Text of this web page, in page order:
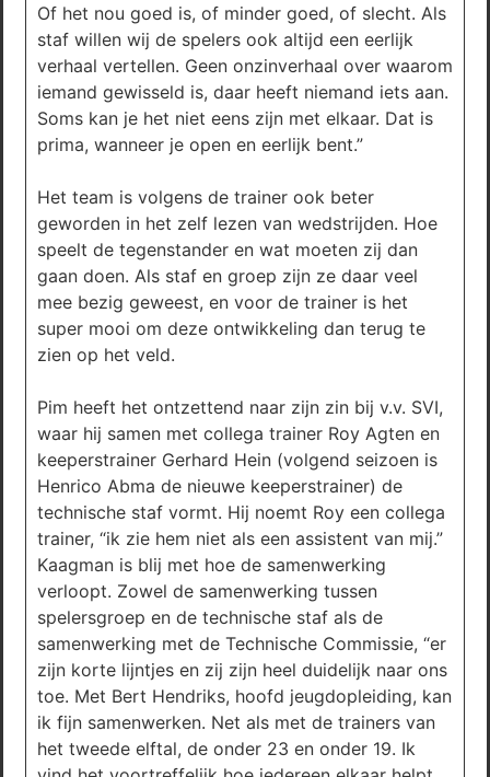
Of het nou goed is, of minder goed, of slecht. Als
staf willen wij de spelers ook altijd een eerlijk
verhaal vertellen. Geen onzinverhaal over waarom
iemand gewisseld is, daar heeft niemand iets aan.
Soms kan je het niet eens zijn met elkaar. Dat is
prima, wanneer je open en eerlijk bent.”
Het team is volgens de trainer ook beter
geworden in het zelf lezen van wedstrijden. Hoe
speelt de tegenstander en wat moeten zij dan
gaan doen. Als staf en groep zijn ze daar veel
mee bezig geweest, en voor de trainer is het
super mooi om deze ontwikkeling dan terug te
zien op het veld.
Pim heeft het ontzettend naar zijn zin bij v.v. SVI,
waar hij samen met collega trainer Roy Agten en
keeperstrainer Gerhard Hein (volgend seizoen is
Henrico Abma de nieuwe keeperstrainer) de
technische staf vormt. Hij noemt Roy een collega
trainer, “ik zie hem niet als een assistent van mij.”
Kaagman is blij met hoe de samenwerking
verloopt. Zowel de samenwerking tussen
spelersgroep en de technische staf als de
samenwerking met de Technische Commissie, “er
zijn korte lijntjes en zij zijn heel duidelijk naar ons
toe. Met Bert Hendriks, hoofd jeugdopleiding, kan
ik fijn samenwerken. Net als met de trainers van
het tweede elftal, de onder 23 en onder 19. Ik